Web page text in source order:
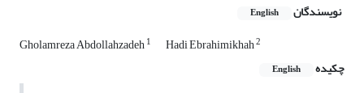
نویسندگان English
Gholamreza Abdollahzadeh1 Hadi Ebrahimikhah2
چکیده English